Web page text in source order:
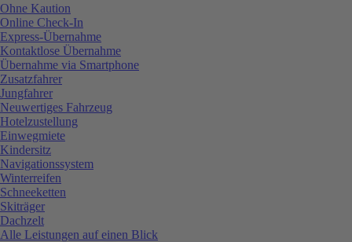
Ohne Kaution
Online Check-In
Express-Übernahme
Kontaktlose Übernahme
Übernahme via Smartphone
Zusatzfahrer
Jungfahrer
Neuwertiges Fahrzeug
Hotelzustellung
Einwegmiete
Kindersitz
Navigationssystem
Winterreifen
Schneeketten
Skiträger
Dachzelt
Alle Leistungen auf einen Blick